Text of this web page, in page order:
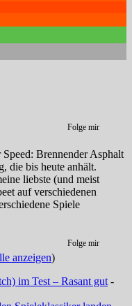
Folge mir
Brennender Asphalt
die bis heute anhält.
liebste (und meist
auf verschiedenen
Spiele
Folge mir
anzeigen)
im Test – Rasant gut -